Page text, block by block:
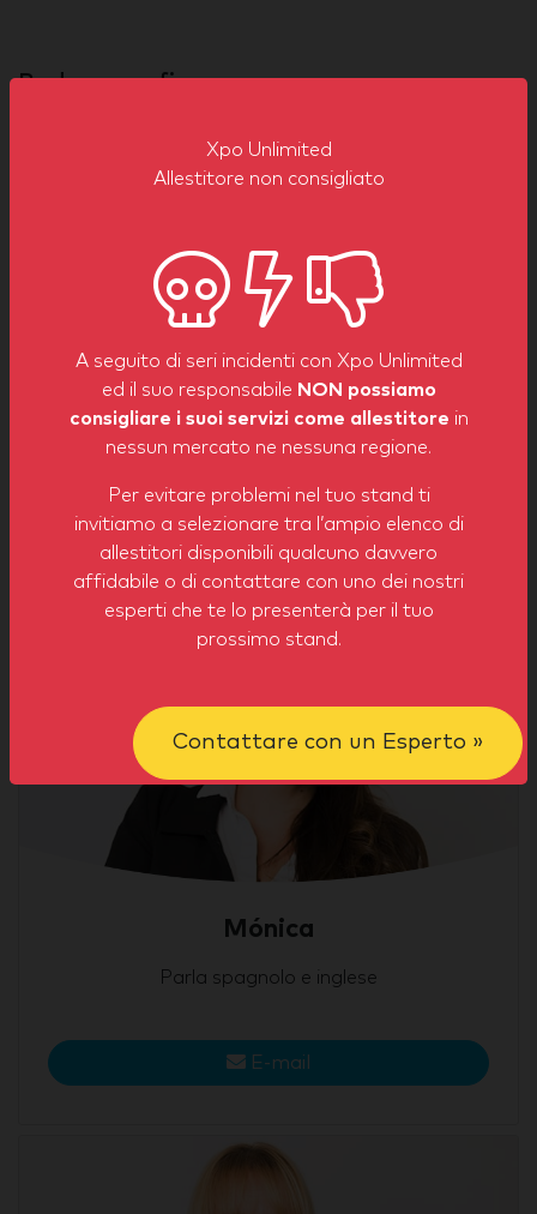
Badges per fiera
International
Contatta le nostre esperte!
Mónica
Parla spagnolo e inglese
E-mail
Xpo Unlimited
Allestitore non consigliato
A seguito di seri incidenti con Xpo Unlimited
ed il suo responsabile NON possiamo
consigliare i suoi servizi come allestitore in
nessun mercato ne nessuna regione.
Per evitare problemi nel tuo stand ti
invitiamo a selezionare tra l’ampio elenco di
allestitori disponibili qualcuno davvero
affidabile o di contattare con uno dei nostri
esperti che te lo presenterà per il tuo
prossimo stand.
Contattare con un Esperto »